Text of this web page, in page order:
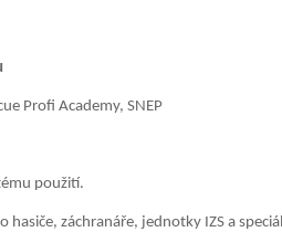
Profi Academy, SNEP
použití.
záchranáře, jednotky IZS a